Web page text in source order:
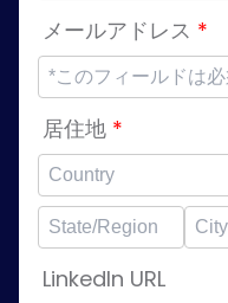
メールアドレス *
居住地 *
LinkedIn URL